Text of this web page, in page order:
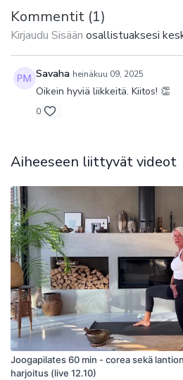
- harjoitus sopii kaikille, jotka
suorituskykyään ja edistää
Kommentit (1)
Kirjaudu Sisään osallistuaksesi
Savaha heinäkuu 09, 2025
Oikein hyviä liikkeitä. Kiitos! 👏
0
Aiheeseen liittyvät videot
Joogapilates 60 min - corea sekä
harjoitus (live 12.10)